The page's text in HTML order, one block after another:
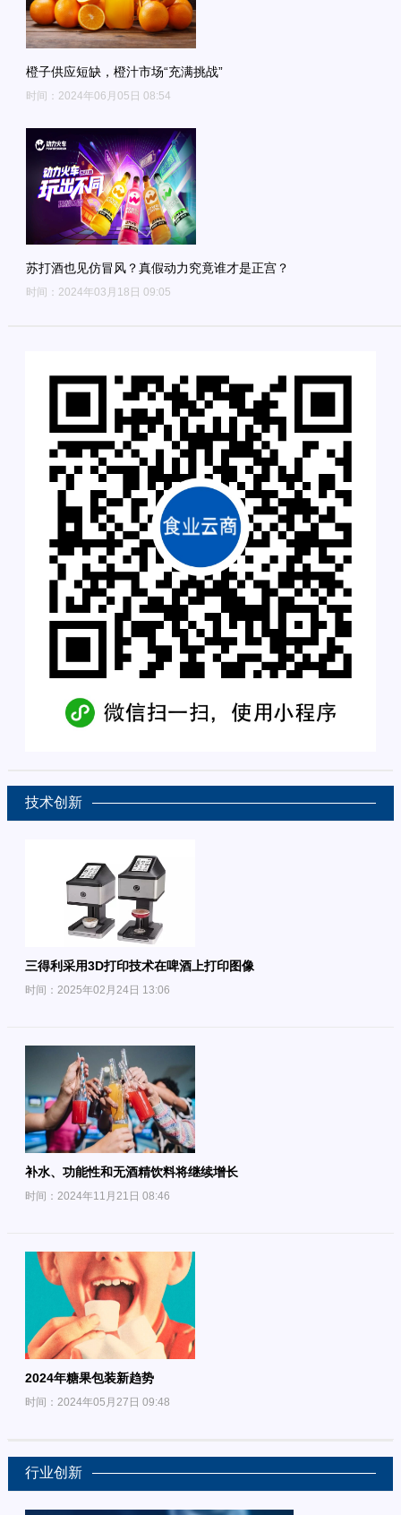
橙子供应短缺，橙汁市场“充满挑战”
时间：2024年06月05日 08:54
苏打酒也见仿冒风？真假动力究竟谁才是正宫？
时间：2024年03月18日 09:05
技术创新
三得利采用3D打印技术在啤酒上打印图像
时间：2025年02月24日 13:06
补水、功能性和无酒精饮料将继续增长
时间：2024年11月21日 08:46
2024年糖果包装新趋势
时间：2024年05月27日 09:48
行业创新